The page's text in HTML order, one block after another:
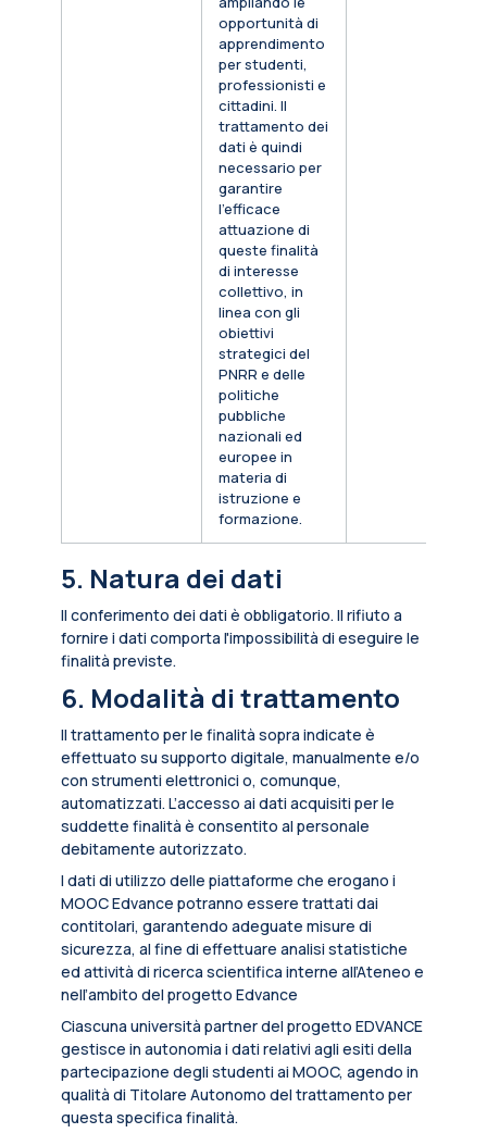
opportunità di
apprendimento
per studenti,
professionisti e
cittadini. Il
trattamento dei
dati è quindi
necessario per
garantire
l’efficace
attuazione di
queste finalità
di interesse
collettivo, in
linea con gli
obiettivi
strategici del
PNRR e delle
politiche
pubbliche
nazionali ed
europee in
materia di
istruzione e
formazione.
5. Natura dei dati
Il conferimento dei dati è obbligatorio. Il rifiuto a
fornire i dati comporta l'impossibilità di eseguire le
finalità previste.
6. Modalità di trattamento
Il trattamento per le finalità sopra indicate è
effettuato su supporto digitale, manualmente e/o
con strumenti elettronici o, comunque,
automatizzati. L’accesso ai dati acquisiti per le
suddette finalità è consentito al personale
debitamente autorizzato.
I dati di utilizzo delle piattaforme che erogano i
MOOC Edvance potranno essere trattati dai
contitolari, garantendo adeguate misure di
sicurezza, al fine di effettuare analisi statistiche
ed attività di ricerca scientifica interne all’Ateneo e
nell’ambito del progetto Edvance
Ciascuna università partner del progetto EDVANCE
gestisce in autonomia i dati relativi agli esiti della
partecipazione degli studenti ai MOOC, agendo in
qualità di Titolare Autonomo del trattamento per
questa specifica finalità.